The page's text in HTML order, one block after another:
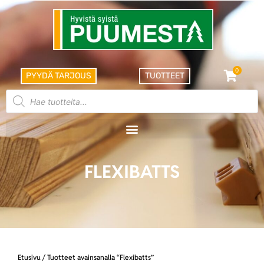
PYYDÄ TARJOUS TUOTTEET
0
FLEXIBATTS
Etusivu / Tuotteet avainsanalla “Flexibatts”